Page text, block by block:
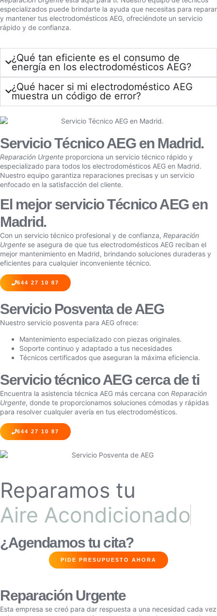
especializados puede brindarte la ayuda que necesitas para reparar
y mantener tus electrodomésticos AEG, ofreciéndote un servicio
rápido y de confianza.
¿Qué tan eficiente es el consumo de
energía en los electrodomésticos AEG?
¿Qué hacer si mi electrodoméstico AEG
muestra un código de error?
Servicio Técnico AEG en Madrid.
Reparación Urgente proporciona un servicio técnico rápido y
especializado para todos los electrodomésticos AEG en Madrid.
Nuestro equipo garantiza reparaciones precisas y un servicio
enfocado en la satisfacción del cliente.
El mejor servicio Técnico AEG en
Madrid.
Con un servicio técnico profesional y de confianza, Reparación
Urgente se asegura de que tus electrodomésticos AEG reciban el
mejor mantenimiento en Madrid, brindando soluciones duraderas y
eficientes para cualquier inconveniente técnico.
644 27 10 87
Servicio Posventa de AEG
Nuestro servicio posventa para AEG ofrece:
Mantenimiento especializado con piezas originales.
Soporte continuo y adaptado a tus necesidades
Técnicos certificados que aseguran la máxima eficiencia.
Servicio técnico AEG cerca de ti
Encuentra la asistencia técnica AEG más cercana con Reparación
Urgente, donde te proporcionamos soluciones cómodas y rápidas
para resolver cualquier avería en tus electrodomésticos.
644 27 10 87
Reparamos tu
Aire Acondicionado
¿Agendamos tu cita?
PIDE PRESUPUESTO AHORA
Reparación Urgente
Esta empresa se creó para dar respuesta a una necesidad cada vez